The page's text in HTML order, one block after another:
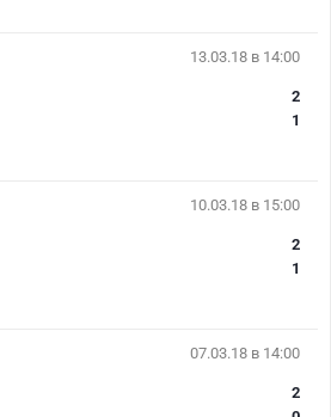
13.03.18 в 14:00
2
1
10.03.18 в 15:00
2
1
07.03.18 в 14:00
2